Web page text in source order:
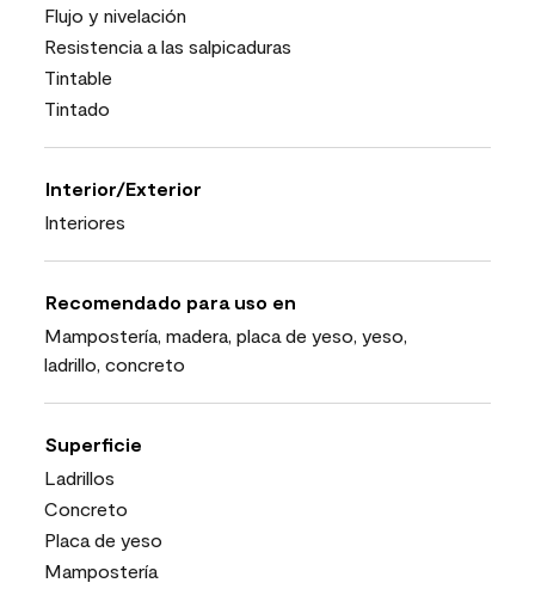
Flujo y nivelación
Resistencia a las salpicaduras
Tintable
Tintado
Interior/Exterior
Interiores
Recomendado para uso en
Mampostería, madera, placa de yeso, yeso,
ladrillo, concreto
Superficie
Ladrillos
Concreto
Placa de yeso
Mampostería